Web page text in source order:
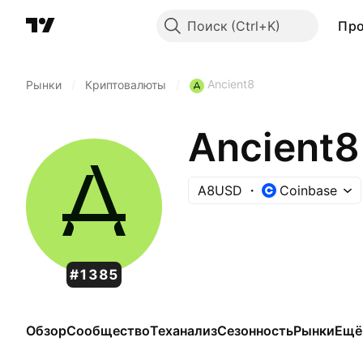
Поиск
Рынки Криптовалюты Ancient8
#1385
Ancient8
A8USD Coinbase
ОбзорСообществоТеханализСезонностьРынкиЕщё